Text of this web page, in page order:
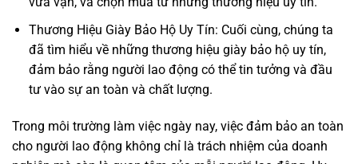
Thương Hiệu Giày Bảo Hộ Uy Tín: Cuối cùng, chúng ta
đã tìm hiểu về những thương hiệu giày bảo hộ uy tín,
đảm bảo rằng người lao động có thể tin tưởng và đầu
tư vào sự an toàn và chất lượng.
Trong môi trường làm việc ngày nay, việc đảm bảo an toàn
cho người lao động không chỉ là trách nhiệm của doanh